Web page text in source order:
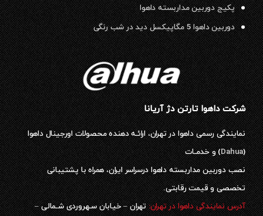
پکیج دوربین مداربسته داهوا
دوربین داهوا 5 مگاپیکسل دید در شب رنگی
شرکت داهوا تارتن دژ آریانا
نمایندگی رسمی داهوا در تهران، ارائـه دهنده محصولات اورجینال داهوا
(
Dahua) و خدمـات
نصب دوربین مداربسته داهوا درسراسر ایران، همراه با پشتیبانی
تخصصی و قیمت رقابتی.
آدرس نمایندگی داهوا در تهران:تهران – خیابان سـهروردی شـمالی –